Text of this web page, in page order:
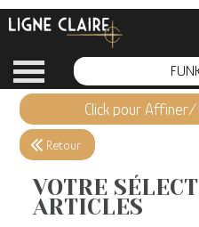
Appliquer ma Sélection
321 ARTICLES
Effacer ma sélection
Informations
Click pour
Retour
VOTRE
ARTICLES